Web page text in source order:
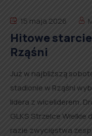
15 maja 2026
Hitowe
Rząśni
Już w najbliższą
stadionie w Rząśni
lidera z wiceliderem.
GLKS Strzelce Wielkie
razie zwycięstwa